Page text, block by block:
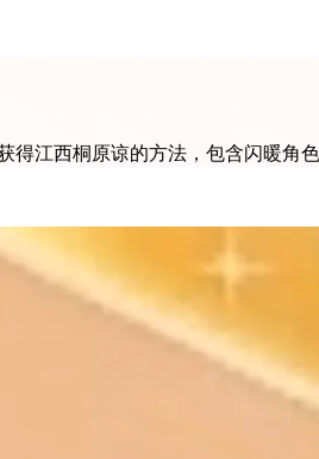
江西桐原谅的方法，包含闪暖角